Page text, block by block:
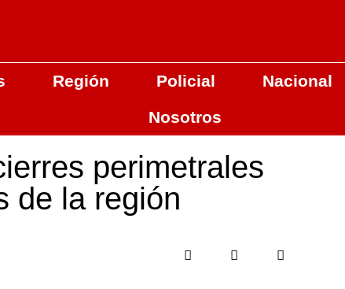
Región Policial Nacional
Nosotros
perimetrales
de la región